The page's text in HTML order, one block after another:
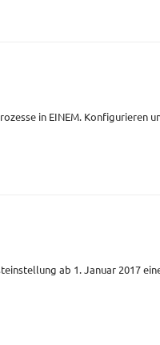
in EINEM. Konfigurieren
ab 1. Januar 2017